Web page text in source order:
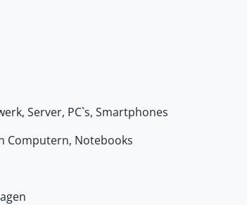
Server, PC`s, Smartphones
Computern, Notebooks